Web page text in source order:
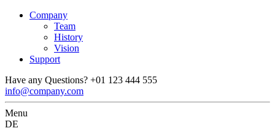
Company
Team
History
Vision
Support
Have any Questions? +01 123 444 555
info@company.com
Menu
DE